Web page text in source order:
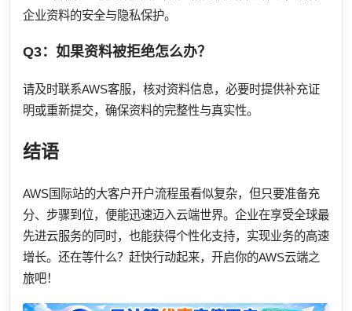
企业资料的安全与隐私保护。
Q3：如果资料被拒绝怎么办？
请及时联系AWS客服，核对资料信息，必要时提供补充证
明或重新提交，确保资料的完整性与真实性。
结语
AWS国际站的大客户开户流程虽看似复杂，但只要准备充
分、步骤到位，便能迅速迈入云端世界。企业在享受全球最
先进云服务的同时，也能获得个性化支持，实现业务的高速
增长。还在等什么？赶快行动起来，开启你的AWS云端之
旅吧！